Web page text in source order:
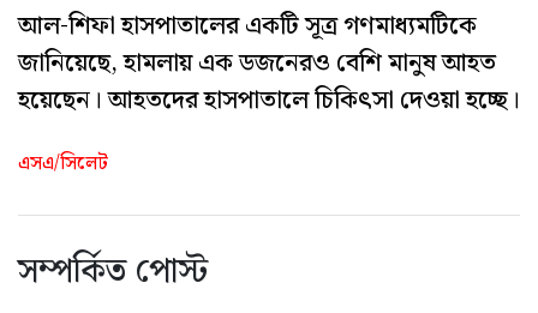
আল-শিফা হাসপাতালের একটি সূত্র গণমাধ্যমটিকে
জানিয়েছে, হামলায় এক ডজনেরও বেশি মানুষ আহত
হয়েছেন। আহতদের হাসপাতালে চিকিৎসা দেওয়া হচ্ছে।
এসএ/সিলেট
সম্পর্কিত পোস্ট